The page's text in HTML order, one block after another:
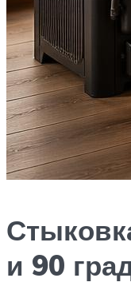
и 90